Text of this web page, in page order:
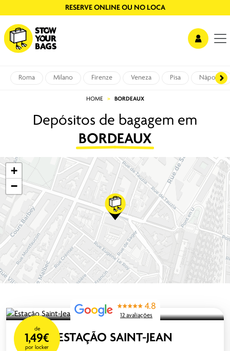
SEM FILAS, SEGURO E COM VIDEO VIGILÂNCIA
Roma Milano Firenze Veneza Pisa Nàpoles
HOME BORDEAUX
Depósitos de bagagem em
BORDEAUX
+
−
de
1,49€
por locker
4.8
12 avaliações
ESTAÇÃO SAINT-JEAN